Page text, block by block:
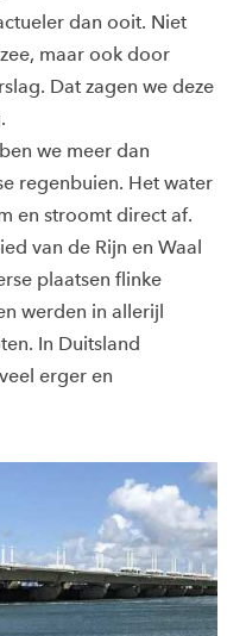
dan ooit. Niet
maar ook door
Dat zagen we deze
we meer dan
regenbuien. Het water
en stroomt direct af.
van de Rijn en Waal
plaatsen flinke
werden in allerijl
In Duitsland
erger en